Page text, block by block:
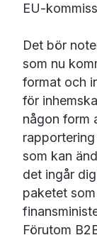
EU-
Det bör
som nu
format och
för
någon form
som kan
det ingår
paketet
Förutom